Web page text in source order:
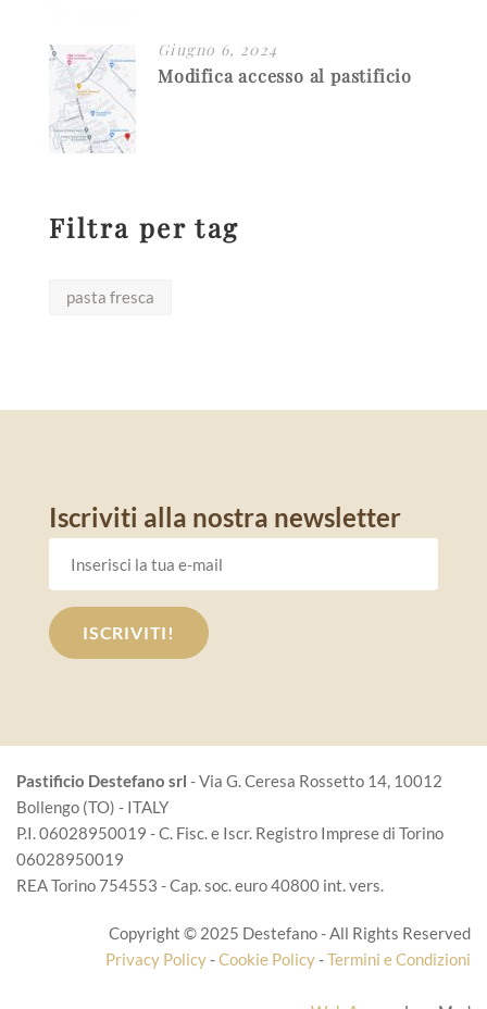
Giugno 6, 2024
Modifica accesso al pastificio
Filtra per tag
pasta fresca
Iscriviti alla nostra newsletter
Pastificio Destefano srl - Via G. Ceresa Rossetto 14, 10012
Bollengo (TO) - ITALY
P.I. 06028950019 - C. Fisc. e Iscr. Registro Imprese di Torino
06028950019
REA Torino 754553 - Cap. soc. euro 40800 int. vers.
Copyright © 2025 Destefano - All Rights Reserved
Privacy Policy-Cookie Policy-Termini e Condizioni